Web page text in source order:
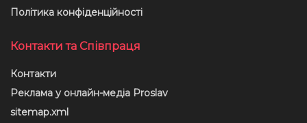
Політика конфіденційності
Контакти та Співпраця
Контакти
Реклама у онлайн-медіа Proslav
sitemap.xml